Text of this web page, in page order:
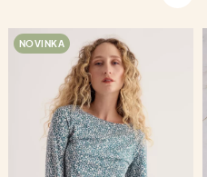
NOVINKA